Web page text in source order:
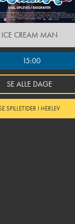
ICE CREAM MAN
15:00
SE ALLE DAGE
SPILLETIDER I HERLEV